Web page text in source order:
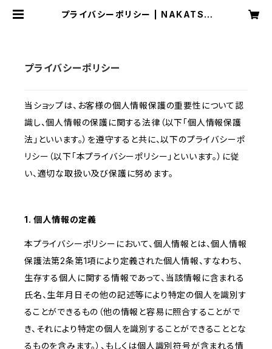
プライバシーポリシー | NAKATSU
プライバシーポリシー
当ショップは、お客様の個人情報保護の重要性について認
識し、個人情報の保護に関する法律（以下「個人情報保護
法」といいます。）を遵守すると共に、以下のプライバシーポ
リシー（以下「本プライバシーポリシー」といいます。）に従
い、適切な取扱い及び保護に努めます。
1. 個人情報の定義
本プライバシーポリシーにおいて、個人情報とは、個人情報
保護法第2条第1項により定義された個人情報、すなわち、
生存する個人に関する情報であって、当該情報に含まれる
氏名、生年月日その他の記述等により特定の個人を識別す
ることができるもの（他の情報と容易に照合することがで
き、それにより特定の個人を識別することができることとな
るものを含みます。）、もしくは個人識別符号が含まれる情